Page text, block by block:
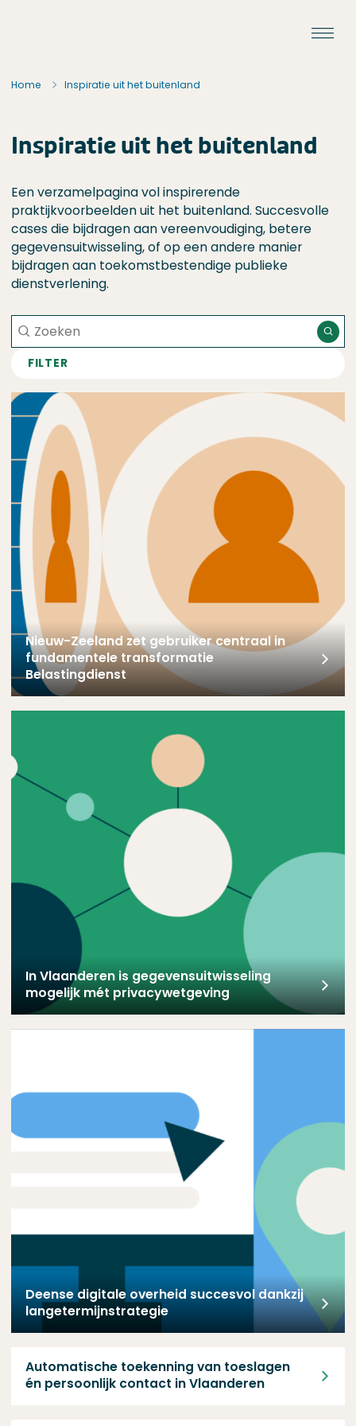
Home Inspiratie uit het buitenland
Inspiratie uit het buitenland
Een verzamelpagina vol inspirerende
praktijkvoorbeelden uit het buitenland. Succesvolle
cases die bijdragen aan vereenvoudiging, betere
gegevensuitwisseling, of op een andere manier
bijdragen aan toekomstbestendige publieke
dienstverlening.
FILTER
Nieuw-Zeeland zet gebruiker centraal in fundamentele
Nieuw-Zeeland zet gebruiker centraal in
fundamentele transformatie
Belastingdienst
In Vlaanderen is gegevens­uitwisseling
mogelijk mét privacy­wetgeving
Deense digitale overheid succesvol dankzij
langetermijn­strategie
Automatische toekenning van toeslagen
én persoonlijk contact in Vlaanderen